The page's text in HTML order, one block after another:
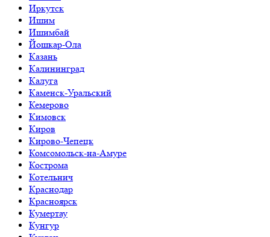
Иркутск
Ишим
Ишимбай
Йошкар-Ола
Казань
Калининград
Калуга
Каменск-Уральский
Кемерово
Кимовск
Киров
Кирово-Чепецк
Комсомольск-на-Амуре
Кострома
Котельнич
Краснодар
Красноярск
Кумертау
Кунгур